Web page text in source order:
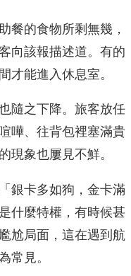
餐的食物所剩無幾，
向該報描述道。有的
才能進入休息室。
隨之下降。旅客放任
嘩、往背包裡塞滿貴
象也屢見不鮮。
銀卡多如狗，金卡滿
什麼特權，有時候甚
尬局面，這在遇到航
常見。